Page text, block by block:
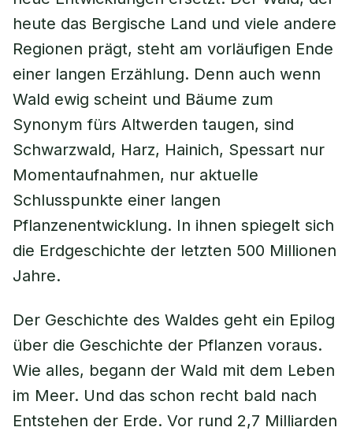
heute das Bergische Land und viele andere
Regionen prägt, steht am vorläufigen Ende
einer langen Erzählung. Denn auch wenn
Wald ewig scheint und Bäume zum
Synonym fürs Altwerden taugen, sind
Schwarzwald, Harz, Hainich, Spessart nur
Momentaufnahmen, nur aktuelle
Schlusspunkte einer langen
Pflanzenentwicklung. In ihnen spiegelt sich
die Erdgeschichte der letzten 500 Millionen
Jahre.
Der Geschichte des Waldes geht ein Epilog
über die Geschichte der Pflanzen voraus.
Wie alles, begann der Wald mit dem Leben
im Meer. Und das schon recht bald nach
Entstehen der Erde. Vor rund 2,7 Milliarden